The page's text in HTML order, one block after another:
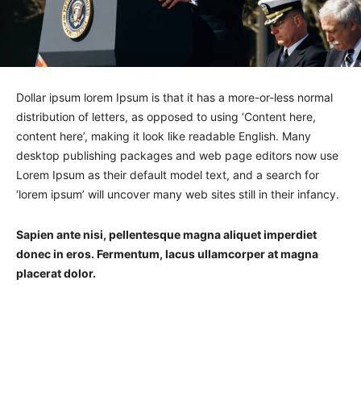
Dollar ipsum lorem Ipsum is that it has a more-or-less normal
distribution of letters, as opposed to using ‘Content here,
content here’, making it look like readable English. Many
desktop publishing packages and web page editors now use
Lorem Ipsum as their default model text, and a search for
‘lorem ipsum’ will uncover many web sites still in their infancy.
Sapien ante nisi, pellentesque magna aliquet imperdiet
donec in eros. Fermentum, lacus ullamcorper at magna
placerat dolor.